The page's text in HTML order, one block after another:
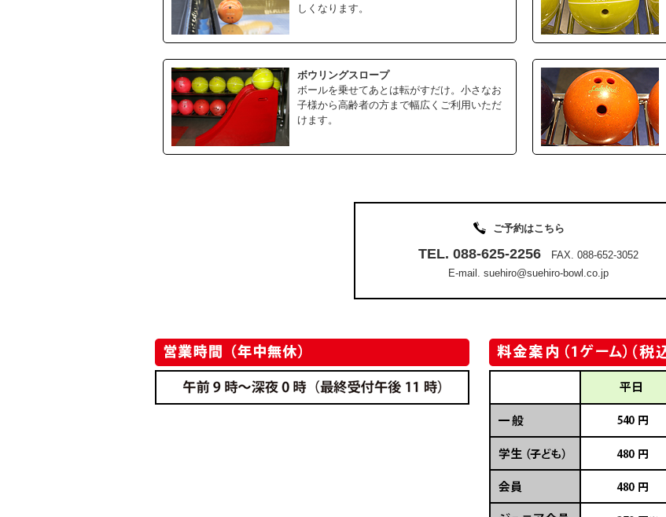
しくなります。
ボウリングスロープ
ボールを乗せてあとは転がすだけ。小さなお
子様から高齢者の方まで幅広くご利用いただ
けます。
ご予約はこちら
TEL. 088-625-2256 FAX. 088-652-3052
E-mail. suehiro@suehiro-bowl.co.jp